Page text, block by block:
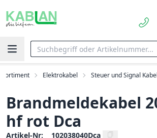
Sortiment Elektrokabel Steuer und Signal Kabel
Brandmeldekabel
hf rot Dca
Artikel-Nr: 102038040Dca